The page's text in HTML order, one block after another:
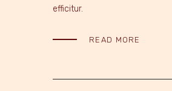
efficitur.
READ MORE